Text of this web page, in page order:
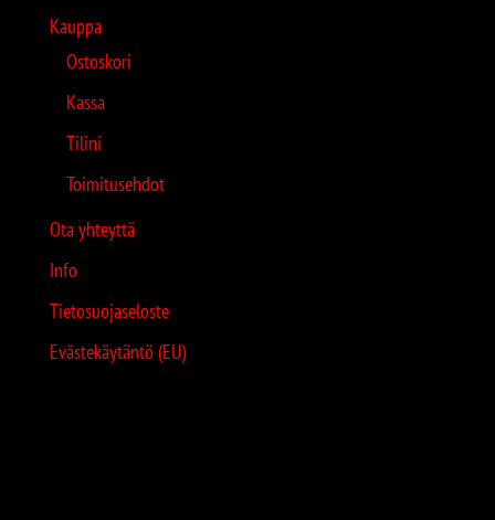
Kauppa
Ostoskori
Kassa
Tilini
Toimitusehdot
Ota yhteyttä
Info
Tietosuojaseloste
Evästekäytäntö (EU)